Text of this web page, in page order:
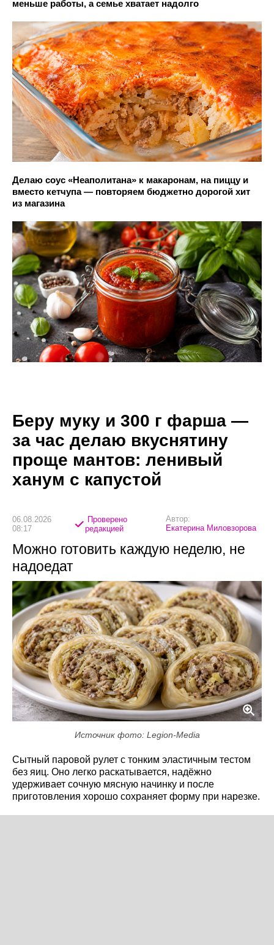
меньше работы, а семье хватает надолго
Делаю соус «Неаполитана» к макаронам, на пиццу и
вместо кетчупа — повторяем бюджетно дорогой хит
из магазина
Беру муку и 300 г фарша —
за час делаю вкуснятину
проще мантов: ленивый
ханум с капустой
06.08.2026
08:17
Проверено
редакцией
Автор:
Екатерина Миловзорова
Можно готовить каждую неделю, не
надоедат
Источник фото: Legion-Media
Сытный паровой рулет с тонким эластичным тестом
без яиц. Оно легко раскатывается, надёжно
удерживает сочную мясную начинку и после
приготовления хорошо сохраняет форму при нарезке.